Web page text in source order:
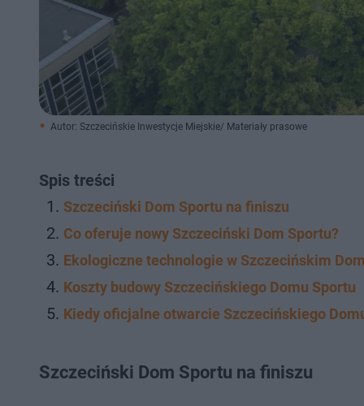
Autor: Szczecińskie Inwestycje Miejskie/ Materiały prasowe
Spis treści
Szczeciński Dom Sportu na finiszu
Co oferuje nowy Szczeciński Dom Sportu?
Ekologiczne technologie w Szczecińskim
Koszty budowy Szczecińskiego Domu Sportu
Kiedy oficjalne otwarcie Szczecińskiego
Szczeciński Dom Sportu na finiszu